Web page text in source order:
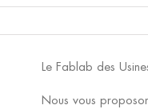
Le Fablab des
Nous vous